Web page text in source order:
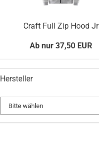
Craft Full Zip Hood Jr
Ab nur 37,50 EUR
Hersteller